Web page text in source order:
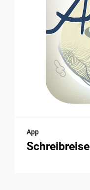
App
Schreibreise